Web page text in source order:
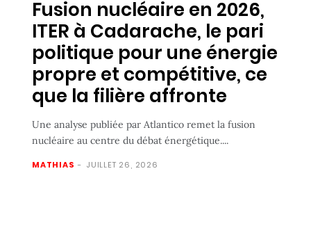
Fusion nucléaire en 2026,
ITER à Cadarache, le pari
politique pour une énergie
propre et compétitive, ce
que la filière affronte
Une analyse publiée par Atlantico remet la fusion
nucléaire au centre du débat énergétique....
MATHIAS - JUILLET 26, 2026